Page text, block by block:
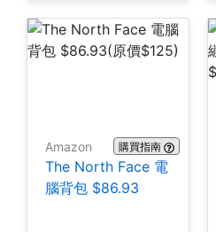
Amazon 購買指南
The North Face 電
腦背包 $86.93